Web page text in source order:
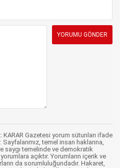
KARAR Gazetesi yorum sütunları ifade
temel insan haklarına,
saygı temelinde ve demokratik
açıktır. Yorumların içerik ve
da sorumluluğundadır. Hakaret,